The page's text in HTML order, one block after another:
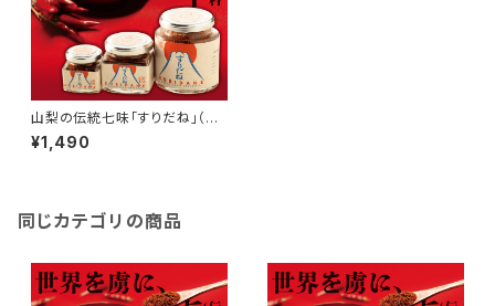
山梨の伝統七味「すりだね」（特
大）80グラム｜ご飯のお供｜お
取り寄せ ｜お取り寄せグルメ｜
¥1,490
同じカテゴリの商品